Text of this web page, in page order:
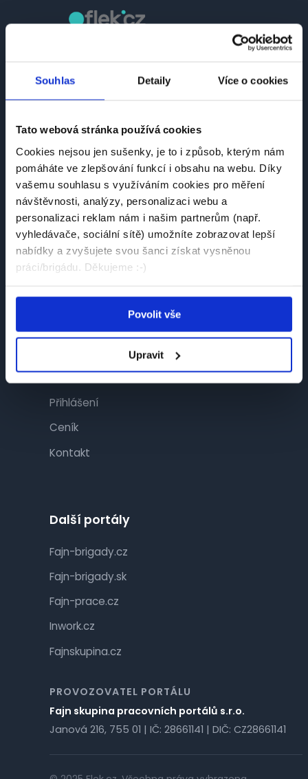
Souhlas Detaily Více o cookies
Tato webová stránka používá cookies
Cookies nejsou jen sušenky, je to i způsob, kterým nám
pomáháte ve zlepšování funkcí i obsahu na webu. Díky
vašemu souhlasu s využíváním cookies pro měření
návštěvnosti, analýzy, personalizaci webu a
personalizaci reklam nám i našim partnerům (např.
vyhledávače, sociální sítě) umožníte zobrazovat lepší
nabídky a zvyšujete svou šanci získat vysněnou
práci/brigádu. Děkujeme :-)
Povolit vše
Upravit
Česká platforma pro hledání práce a talentů.
Spojujeme kandidáty se zaměstnavateli.
Návštěvník
Najít práci
Najít brigádu
Společnosti
Přihlášení
Ceník
Kontakt
Další portály
Fajn-brigady.cz
Fajn-brigady.sk
Fajn-prace.cz
Inwork.cz
Fajnskupina.cz
PROVOZOVATEL PORTÁLU
Fajn skupina pracovních portálů s.r.o.
Janová 216, 755 01 | IČ: 28661141 | DIČ: CZ28661141